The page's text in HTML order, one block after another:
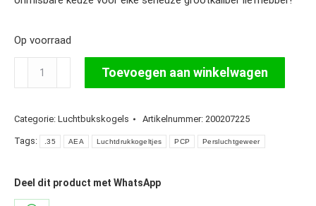
Op voorraad
Center
Diabolo
.35
9mm
110
Toevoegen aan winkelwagen
Categorie: Luchtbukskogels Artikelnummer: 200207225
Tags: .35 AEA Luchtdrukkogeltjes PCP Persluchtgeweer
Deel dit product met WhatsApp